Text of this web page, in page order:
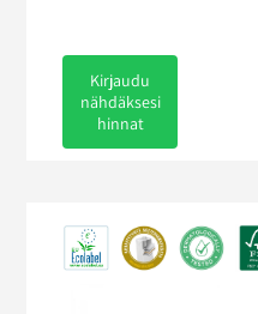
Kirjaudu
nähdäksesi
hinnat